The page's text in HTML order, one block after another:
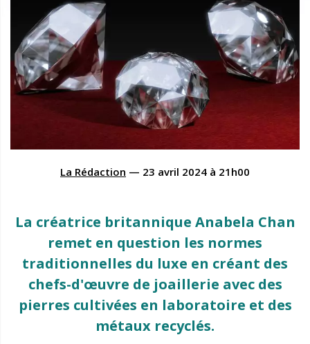
La Rédaction — 23 avril 2024 à 21h00
La créatrice britannique Anabela Chan
remet en question les normes
traditionnelles du luxe en créant des
chefs-d'œuvre de joaillerie avec des
pierres cultivées en laboratoire et des
métaux recyclés.